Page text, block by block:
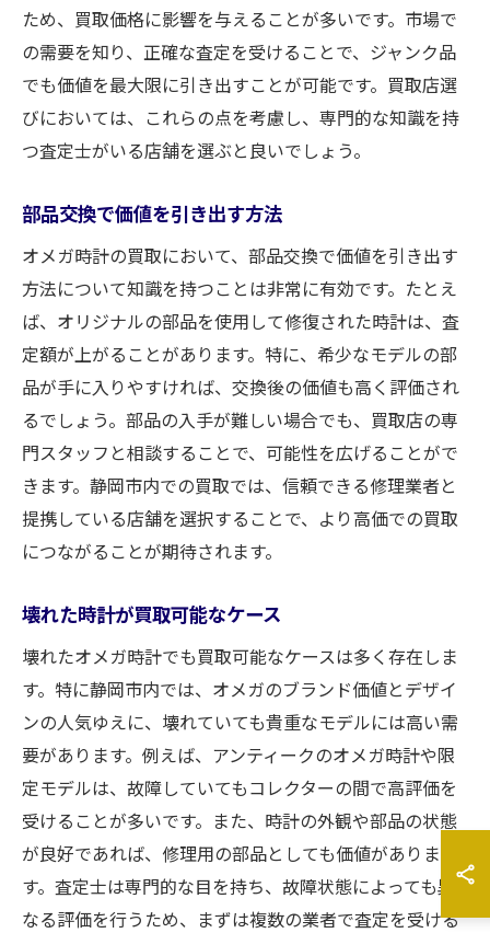
ため、買取価格に影響を与えることが多いです。市場で
の需要を知り、正確な査定を受けることで、ジャンク品
でも価値を最大限に引き出すことが可能です。買取店選
びにおいては、これらの点を考慮し、専門的な知識を持
つ査定士がいる店舗を選ぶと良いでしょう。
部品交換で価値を引き出す方法
オメガ時計の買取において、部品交換で価値を引き出す
方法について知識を持つことは非常に有効です。たとえ
ば、オリジナルの部品を使用して修復された時計は、査
定額が上がることがあります。特に、希少なモデルの部
品が手に入りやすければ、交換後の価値も高く評価され
るでしょう。部品の入手が難しい場合でも、買取店の専
門スタッフと相談することで、可能性を広げることがで
きます。静岡市内での買取では、信頼できる修理業者と
提携している店舗を選択することで、より高価での買取
につながることが期待されます。
壊れた時計が買取可能なケース
壊れたオメガ時計でも買取可能なケースは多く存在しま
す。特に静岡市内では、オメガのブランド価値とデザイ
ンの人気ゆえに、壊れていても貴重なモデルには高い需
要があります。例えば、アンティークのオメガ時計や限
定モデルは、故障していてもコレクターの間で高評価を
受けることが多いです。また、時計の外観や部品の状態
が良好であれば、修理用の部品としても価値がありま
す。査定士は専門的な目を持ち、故障状態によっても異
なる評価を行うため、まずは複数の業者で査定を受ける